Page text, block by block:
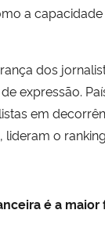
a
dos
expressão.
em
lideram o
é a